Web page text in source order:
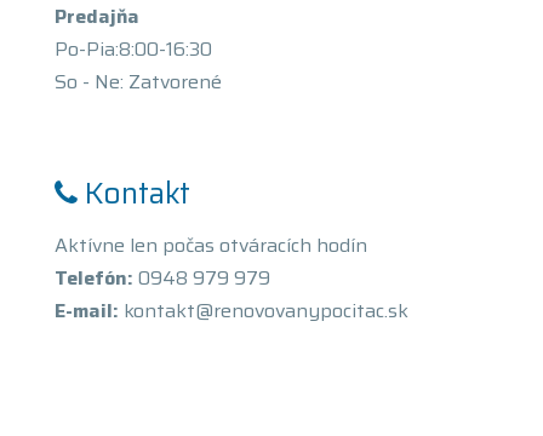
Predajňa
Po-Pia:8:00-16:30
So - Ne: Zatvorené
Kontakt
Aktívne len počas otváracích hodín
Telefón: 0948 979 979
E-mail: kontakt@renovovanypocitac.sk